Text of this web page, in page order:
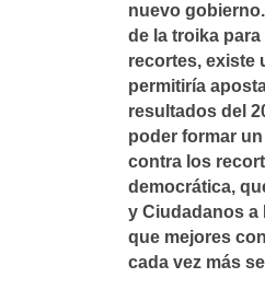
nuevo
de la troika
recortes, existe
permitirí­a
resultados del
poder formar
contra los
democrática,
y Ciudadanos a
que mejores
cada vez más